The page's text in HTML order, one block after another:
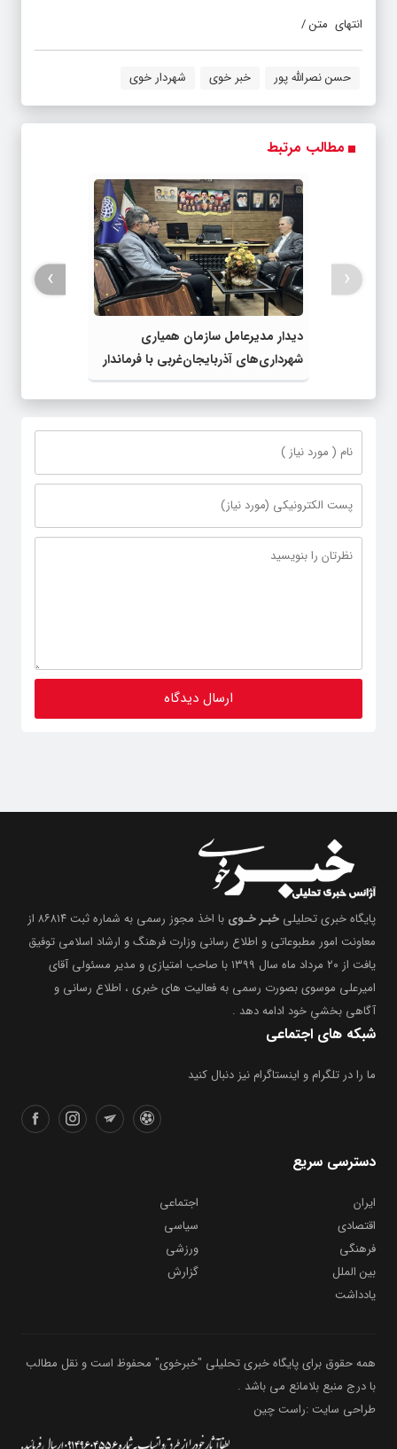
انتهای متن /
حسن نصرالله پور خبر خوی شهردار خوی
مطالب مرتبط
دیدار مدیرعامل سازمان همیاری
شهرداری‌های آذربایجان‌غربی با فرماندار
خوی
‹
›
پایگاه خبری تحلیلی خبـر خـوی
با اخذ مجوز رسمی به شماره ثبت ۸۶۸۱۴ از
معاونت امور مطبوعاتی و اطلاع رسانی وزارت فرهنگ و ارشاد اسلامی توفیق
یافت از ۲۰ مرداد ماه سال ۱۳۹۹ با صاحب امتیازی و مدیر مسئولی آقای
امیرعلی موسوی بصورت رسمی به فعالیت های خبری ، اطلاع رسانی و
آگاهی بخشیِ خود ادامه دهد .
شبکه های اجتماعی
ما را در تلگرام و اینستاگرام نیز دنبال کنید
دسترسی سریع
ایران
اجتماعی
اقتصادی
سیاسی
فرهنگی
ورزشی
بین الملل
گزارش
یادداشت
همه حقوق برای پایگاه خبری تحلیلی "خبرخوی" محفوظ است و نقل مطالب
با درج منبع بلامانع می باشد .
طراحی سایت :راست چین